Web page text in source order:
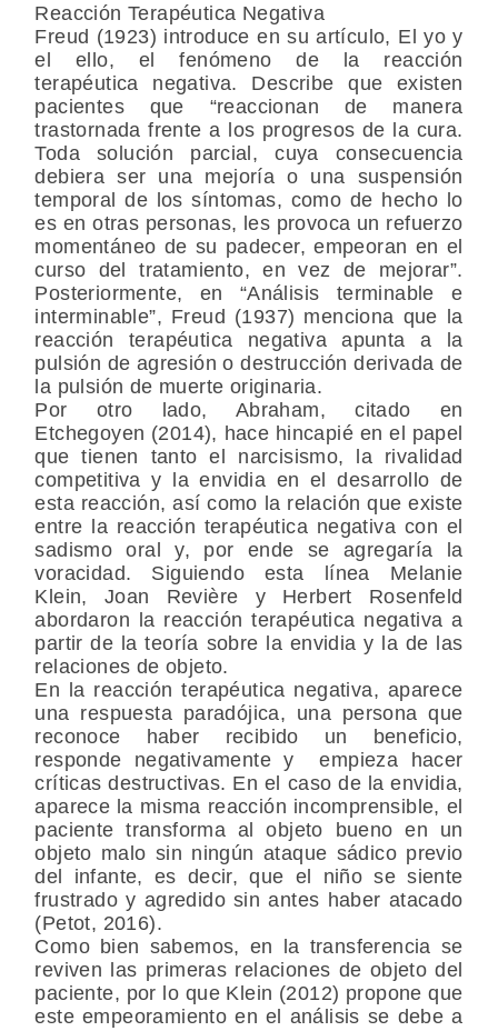
Reacción Terapéutica Negativa
Freud (1923) introduce en su artículo, El yo y
el ello, el fenómeno de la reacción
terapéutica negativa. Describe que existen
pacientes que “reaccionan de manera
trastornada frente a los progresos de la cura.
Toda solución parcial, cuya consecuencia
debiera ser una mejoría o una suspensión
temporal de los síntomas, como de hecho lo
es en otras personas, les provoca un refuerzo
momentáneo de su padecer, empeoran en el
curso del tratamiento, en vez de mejorar”.
Posteriormente, en “Análisis terminable e
interminable”, Freud (1937) menciona que la
reacción terapéutica negativa apunta a la
pulsión de agresión o destrucción derivada de
la pulsión de muerte originaria.
Por otro lado, Abraham, citado en
Etchegoyen (2014), hace hincapié en el papel
que tienen tanto el narcisismo, la rivalidad
competitiva y la envidia en el desarrollo de
esta reacción, así como la relación que existe
entre la reacción terapéutica negativa con el
sadismo oral y, por ende se agregaría la
voracidad. Siguiendo esta línea Melanie
Klein, Joan Revière y Herbert Rosenfeld
abordaron la reacción terapéutica negativa a
partir de la teoría sobre la envidia y la de las
relaciones de objeto.
En la reacción terapéutica negativa, aparece
una respuesta paradójica, una persona que
reconoce haber recibido un beneficio,
responde negativamente y empieza hacer
críticas destructivas. En el caso de la envidia,
aparece la misma reacción incomprensible, el
paciente transforma al objeto bueno en un
objeto malo sin ningún ataque sádico previo
del infante, es decir, que el niño se siente
frustrado y agredido sin antes haber atacado
(Petot, 2016).
Como bien sabemos, en la transferencia se
reviven las primeras relaciones de objeto del
paciente, por lo que Klein (2012) propone que
este empeoramiento en el análisis se debe a